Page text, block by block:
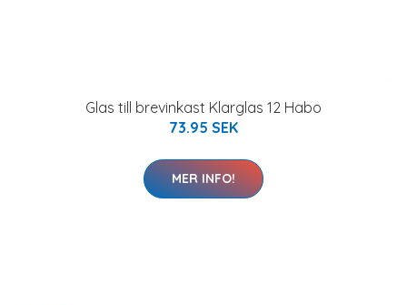
Glas till brevinkast Klarglas 12 Habo
73.95 SEK
MER INFO!